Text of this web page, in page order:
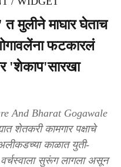
माघार घेताच
फटकारलं
'शेकाप'सारखा
And Bharat Gogawale
शेतकरी कामगार पक्षाचे
अलीकडच्या काळात युती-
सुरूंग लागला असून